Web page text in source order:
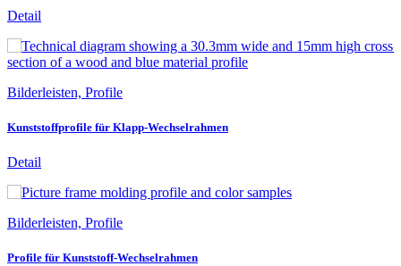
Detail
Bilderleisten, Profile
Kunststoffprofile für Klapp-Wechselrahmen
Detail
Bilderleisten, Profile
Profile für Kunststoff-Wechselrahmen